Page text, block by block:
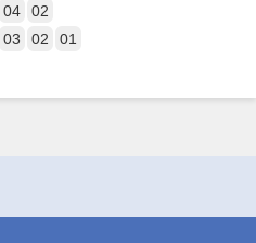
04 02
03 02
01